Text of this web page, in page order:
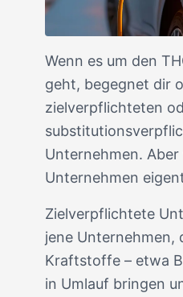
Wenn es um den
geht, begegnet dir
zielverpflichteten
Unternehmen.
Unternehmen
Zielverpflichtete
jene Unternehmen,
Kraftstoffe – etwa
in Umlauf bringen